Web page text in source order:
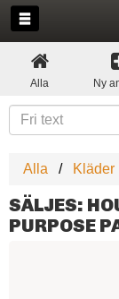
Alla Ny
Alla Kläder
SÄLJES:
PURPOSE